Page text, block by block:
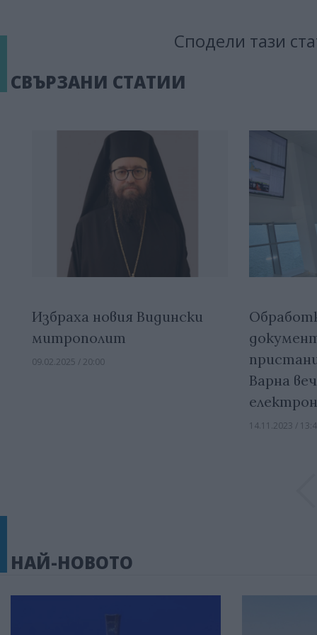
Сподели тази
СВЪРЗАНИ СТАТИИ
Избраха новия Видински
митрополит
09.02.2025 / 20:00
Варна
14.11.2023 /
НАЙ-НОВОТО